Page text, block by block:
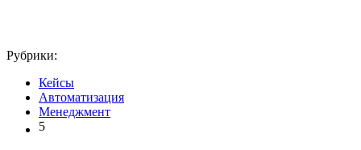
Рубрики:
Кейсы
Автоматизация
Менеджмент
5